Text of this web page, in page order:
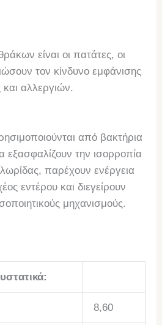
είναι οι πατάτες, οι
τον κίνδυνο εμφάνισης
και αλλεργιών.
από βακτήρια
εξασφαλίζουν την ισορροπία
παρέχουν ενέργεια
εντέρου και διεγείρουν
μηχανισμούς.
8,60